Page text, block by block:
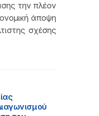
την πλέον
άποψη
σχέσης